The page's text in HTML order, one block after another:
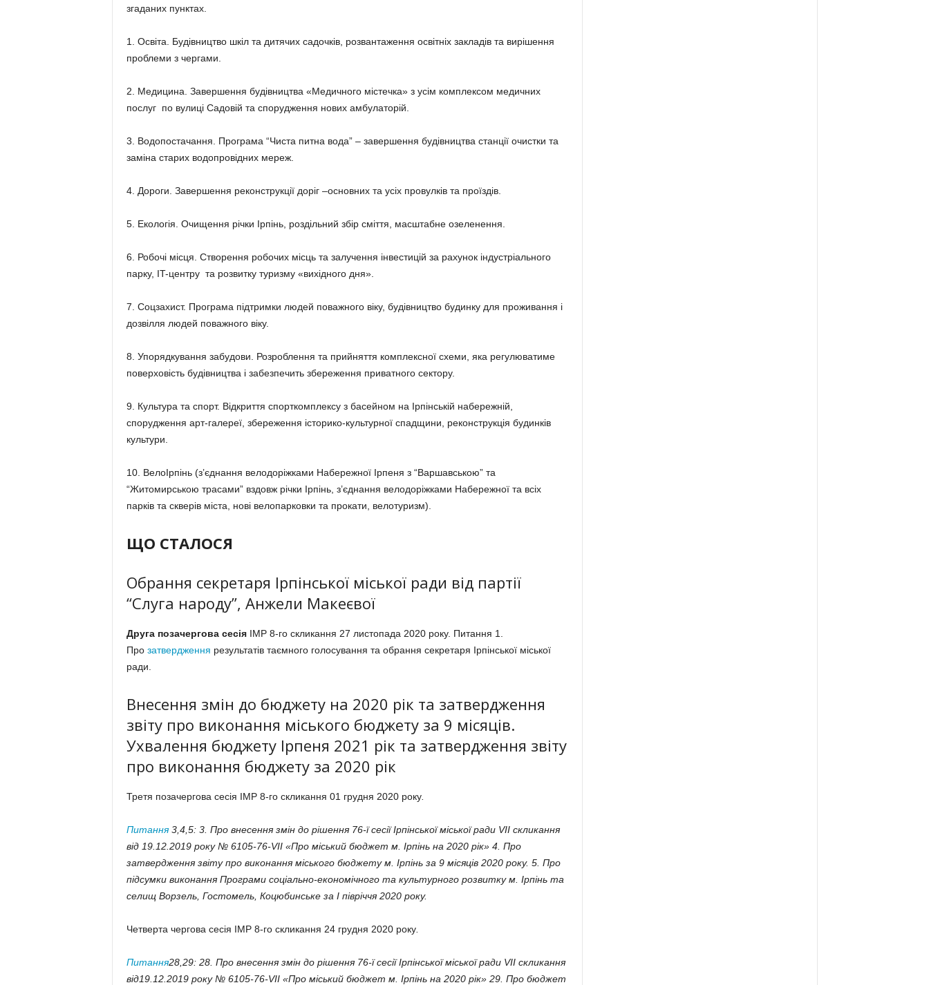
згаданих пунктах.
1. Освіта. Будівництво шкіл та дитячих садочків, розвантаження освітніх закладів та вирішення
проблеми з чергами.
2. Медицина. Завершення будівництва «Медичного містечка» з усім комплексом медичних
послуг по вулиці Садовій та спорудження нових амбулаторій.
3. Водопостачання. Програма “Чиста питна вода” – завершення будівництва станції очистки та
заміна старих водопровідних мереж.
4. Дороги. Завершення реконструкції доріг –основних та усіх провулків та проїздів.
5. Екологія. Очищення річки Ірпінь, роздільний збір сміття, масштабне озеленення.
6. Робочі місця. Створення робочих місць та залучення інвестицій за рахунок індустріального
парку, IT-центру та розвитку туризму «вихідного дня».
7. Соцзахист. Програма підтримки людей поважного віку, будівництво будинку для проживання і
дозвілля людей поважного віку.
8. Упорядкування забудови. Розроблення та прийняття комплексної схеми, яка регулюватиме
поверховість будівництва і забезпечить збереження приватного сектору.
9. Культура та спорт. Відкриття спорткомплексу з басейном на Ірпінській набережній,
спорудження арт-галереї, збереження історико-культурної спадщини, реконструкція будинків
культури.
10. ВелоІрпінь (з’єднання велодоріжками Набережної Ірпеня з “Варшавською” та
“Житомирською трасами” вздовж річки Ірпінь, з’єднання велодоріжками Набережної та всіх
парків та скверів міста, нові велопарковки та прокати, велотуризм).
ЩО СТАЛОСЯ
Обрання секретаря Ірпінської міської ради від партії
“Слуга народу”, Анжели Макеєвої
Друга позачергова сесіяІМР 8-го скликання 27 листопада 2020 року. Питання 1.
Прозатвердження результатів таємного голосування та обрання секретаря Ірпінської міської
ради.
Внесення змін до бюджету на 2020 рік та затвердження
звіту про виконання міського бюджету за 9 місяців.
Ухвалення бюджету Ірпеня 2021 рік та затвердження звіту
про виконання бюджету за 2020 рік
Третя позачергова сесія ІМР 8-го скликання 01 грудня 2020 року.
Питання3,4,5: 3. Про внесення змін до рішення 76-ї сесії Ірпінської міської ради VІІ скликання
від 19.12.2019 року № 6105-76-VІІ «Про міський бюджет м. Ірпінь на 2020 рік» 4. Про
затвердження звіту про виконання міського бюджету м. Ірпінь за 9 місяців 2020 року. 5. Про
підсумки виконання Програми соціально-економічного та культурного розвитку м. Ірпінь та
селищ Ворзель, Гостомель, Коцюбинське за І півріччя 2020 року.
Четверта чергова сесія ІМР 8-го скликання 24 грудня 2020 року.
Питання28,29: 28. Про внесення змін до рішення 76-ї сесії Ірпінської міської ради VІІ скликання
від19.12.2019 року № 6105-76-VІІ «Про міський бюджет м. Ірпінь на 2020 рік» 29. Про бюджет